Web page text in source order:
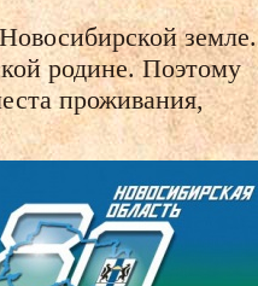
земле.
родине. Поэтому
проживания,